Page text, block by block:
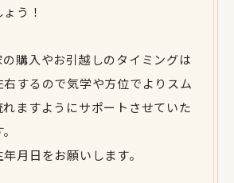
う！
購入やお引越しのタイミングは
するので気学や方位でよりスム
ますようにサポートさせていた
月日をお願いします。